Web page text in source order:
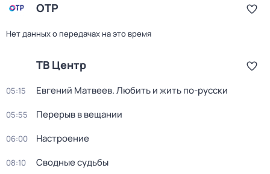
ОТР
Нет данных о передачах на это время
ТВ Центр
05:15 Евгений Матвеев. Любить и жить по-русски
05:55 Перерыв в вещании
06:00 Настроение
08:10 Сводные судьбы